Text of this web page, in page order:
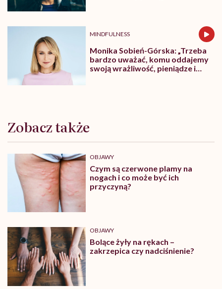
MINDFULNESS
Monika Sobień-Górska: „Trzeba
bardzo uważać, komu oddajemy
swoją wrażliwość, pieniądze i
Zobacz także
OBJAWY
Czym są czerwone plamy na
nogach i co może być ich
przyczyną?
OBJAWY
Bolące żyły na rękach –
zakrzepica czy nadciśnienie?